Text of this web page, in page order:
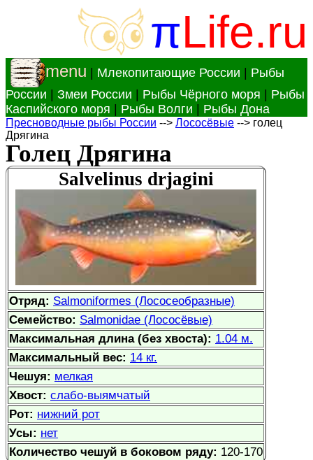
πLife.ru
menu Млекопитающие России
Рыбы
России
Змеи России Рыбы Чёрного моря
Рыбы
Каспийского моря
Рыбы Волги Рыбы Дона
Пресноводные рыбы России --> Лососёвые --> голец
Дрягина
Голец Дрягина
Salvelinus drjagini
Отряд: Salmoniformes (Лососеобразные)
Семейство: Salmonidae (Лососёвые)
Максимальная длина (без хвоста): 1.04 м.
Максимальный вес: 14 кг.
Чешуя: мелкая
Хвост: слабо-выямчатый
Рот: нижний рот
Усы: нет
Количество чешуй в боковом ряду: 120-170